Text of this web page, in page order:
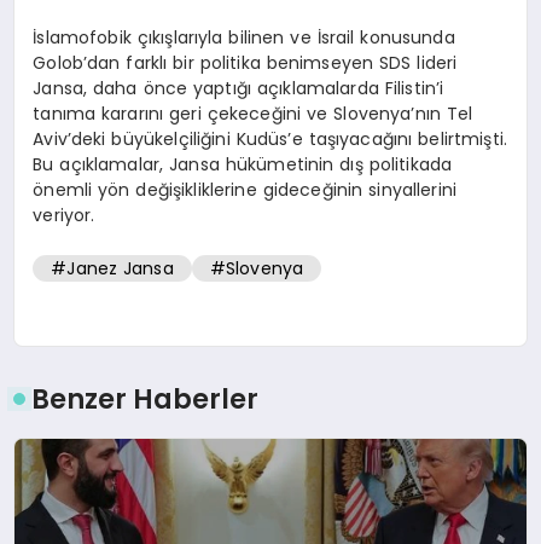
İslamofobik çıkışlarıyla bilinen ve İsrail konusunda
Golob’dan farklı bir politika benimseyen SDS lideri
Jansa, daha önce yaptığı açıklamalarda Filistin’i
tanıma kararını geri çekeceğini ve Slovenya’nın Tel
Aviv’deki büyükelçiliğini Kudüs’e taşıyacağını belirtmişti.
Bu açıklamalar, Jansa hükümetinin dış politikada
önemli yön değişikliklerine gideceğinin sinyallerini
veriyor.
#Janez Jansa #Slovenya
Benzer Haberler